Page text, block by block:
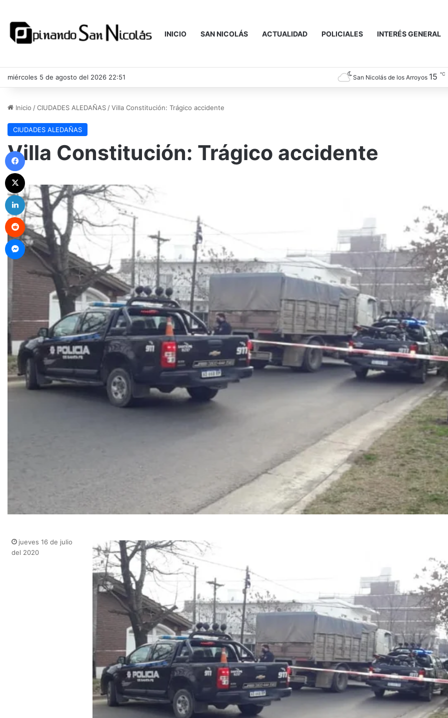
INICIO SAN NICOLÁS ACTUALIDAD POLICIALES INTERÉS GENERAL
miércoles 5 de agosto del 2026 22:51 San Nicolás de los Arroyos 15 ℃
Inicio /CIUDADES ALEDAÑAS /Villa Constitución: Trágico accidente
CIUDADES ALEDAÑAS
Villa Constitución: Trágico accidente
jueves 16 de julio
del 2020
Facebook
LinkedIn
Reddit
Messenger